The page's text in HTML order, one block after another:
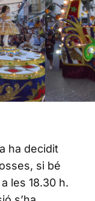
ha decidit
si bé
les 18.30 h.